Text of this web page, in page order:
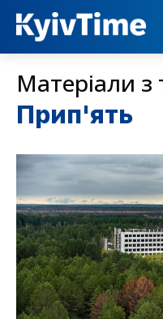
Матеріали з
Прип'ять